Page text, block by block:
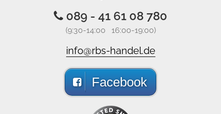
089 - 41 61 08 780
(9:30-14:00 16:00-19:00)
info@rbs-handel.de
Facebook